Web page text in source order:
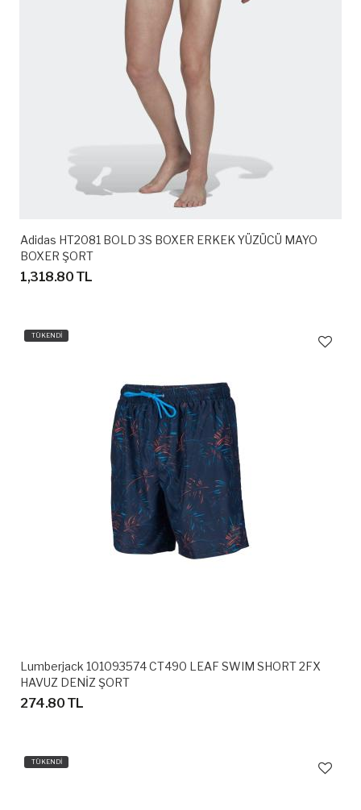
Adidas HT2081 BOLD 3S BOXER ERKEK YÜZÜCÜ MAYO
BOXER ŞORT
1,318.80 TL
TÜKENDİ
Lumberjack 101093574 CT490 LEAF SWIM SHORT 2FX
HAVUZ DENİZ ŞORT
274.80 TL
TÜKENDİ